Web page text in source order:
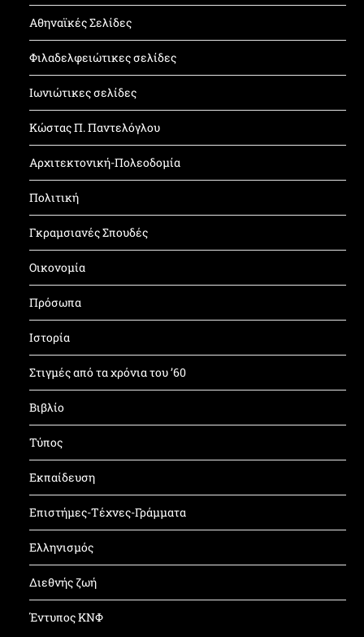
Αθηναϊκές Σελίδες
Φιλαδελφειώτικες σελίδες
Ιωνιώτικες σελίδες
Κώστας Π. Παντελόγλου
Αρχιτεκτονική-Πολεοδομία
Πολιτική
Γκραμσιανές Σπουδές
Οικονομία
Πρόσωπα
Ιστορία
Στιγμές από τα χρόνια του ’60
Βιβλίο
Τύπος
Εκπαίδευση
Επιστήμες-Τέχνες-Γράμματα
Ελληνισμός
Διεθνής ζωή
Έντυπος ΚΝΦ